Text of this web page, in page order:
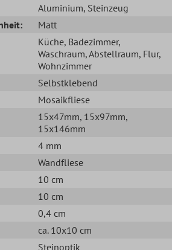
Aluminium, Steinzeug
Matt
Küche, Badezimmer,
Waschraum, Abstellraum, Flur,
Wohnzimmer
Selbstklebend
Mosaikfliese
15x47mm, 15x97mm,
15x146mm
4 mm
Wandfliese
10 cm
10 cm
0,4 cm
ca. 10x10 cm
Steinoptik